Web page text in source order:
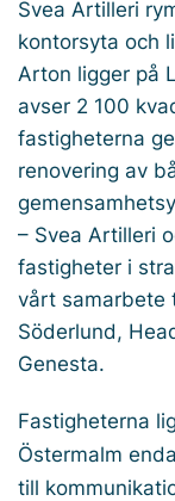
Svea Artilleri
kontorsyta och
Arton ligger på
avser 2 100
fastigheterna
renovering av
– Svea Artilleri
fastigheter i
vårt samarbete
Söderlund,
Genesta.
Fastigheterna
Östermalm
till